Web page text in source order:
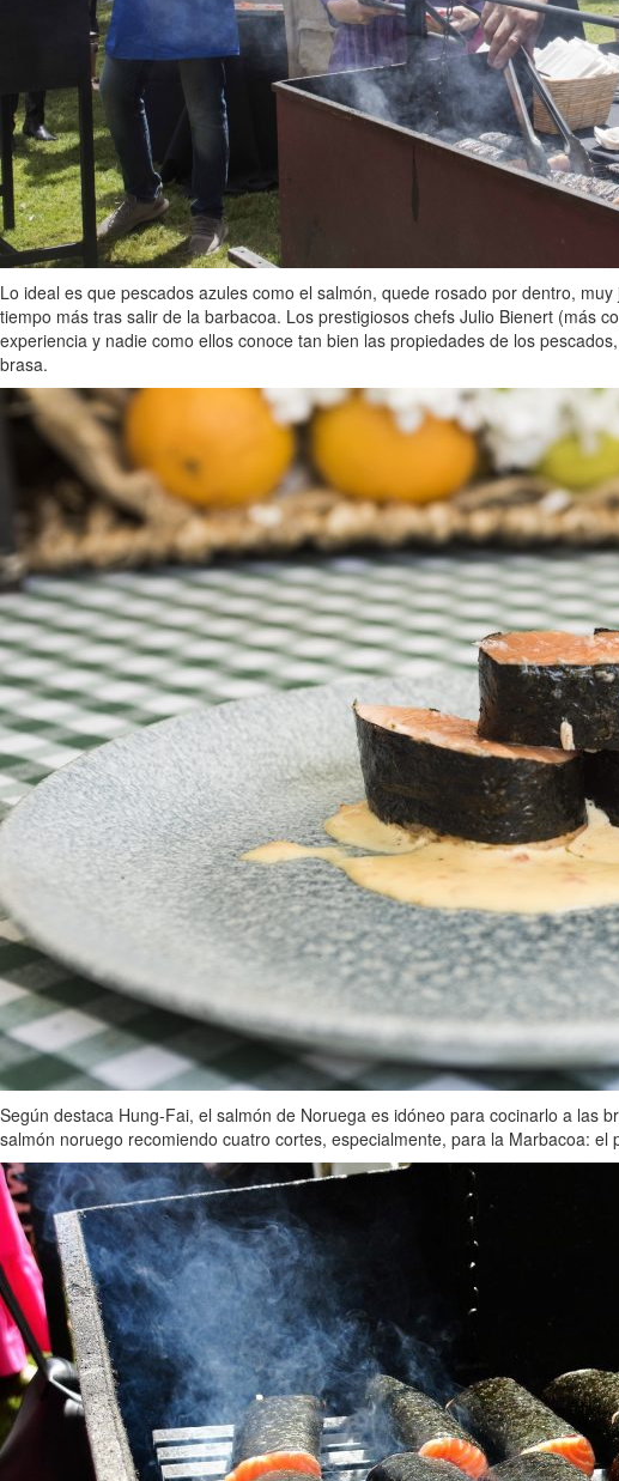
Lo ideal es que pescados azules como el salmón, quede rosado por dentro,
tiempo más tras salir de la barbacoa. Los prestigiosos chefs Julio Bienert (más
experiencia y nadie como ellos conoce tan bien las propiedades de los
brasa.
Según destaca Hung-Fai, el salmón de Noruega es idóneo para cocinarlo a las
salmón noruego recomiendo cuatro cortes, especialmente, para la Marbacoa: el